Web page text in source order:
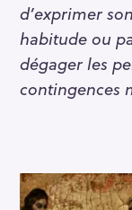
d’exprimer
habitude ou
dégager les
contingences